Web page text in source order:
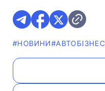
#НОВИНИ#АВТОБІЗНЕС